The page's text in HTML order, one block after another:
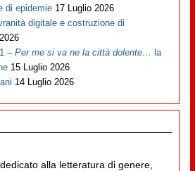
di epidemie 17 Luglio 2026
digitale e costruzione di
–Per me si va ne la città dolente… la
15 Luglio 2026
14 Luglio 2026
alla letteratura di genere,